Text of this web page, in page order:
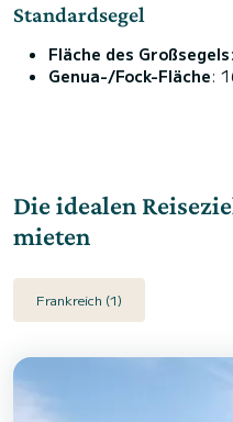
Standardsegel
Fläche des Großsegels
Genua-/Fock-Fläche:
Die idealen
mieten
Frankreich (1)